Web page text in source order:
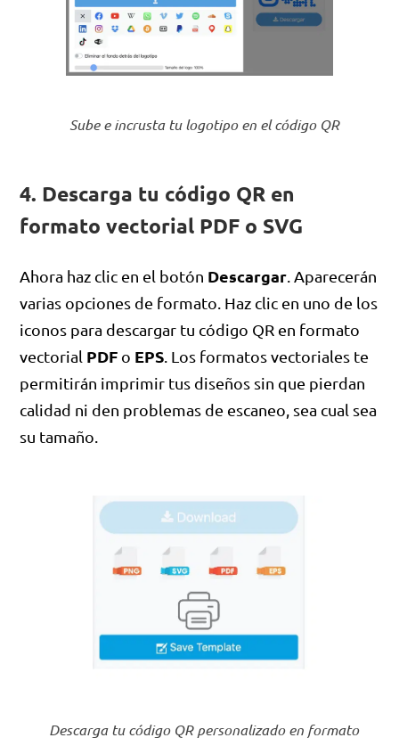
Sube e incrusta tu logotipo en el código QR
4. Descarga tu código QR en
formato vectorial PDF o SVG
Ahora haz clic en el botón Descargar . Aparecerán
varias opciones de formato. Haz clic en uno de los
iconos para descargar tu código QR en formato
vectorial PDF o EPS . Los formatos vectoriales te
permitirán imprimir tus diseños sin que pierdan
calidad ni den problemas de escaneo, sea cual sea
su tamaño.
Descarga tu código QR personalizado en formato